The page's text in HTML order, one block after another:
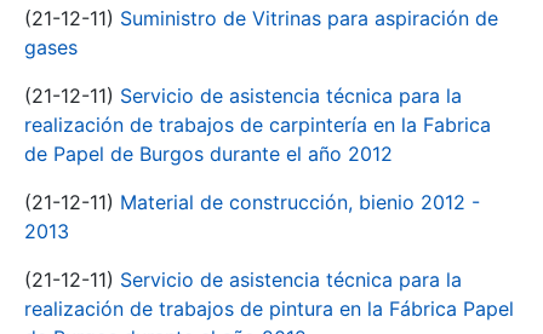
(21-12-11) Suministro de Vitrinas para aspiración de
gases
(21-12-11) Servicio de asistencia técnica para la
realización de trabajos de carpintería en la Fabrica
de Papel de Burgos durante el año 2012
(21-12-11) Material de construcción, bienio 2012 -
2013
(21-12-11) Servicio de asistencia técnica para la
realización de trabajos de pintura en la Fábrica Papel